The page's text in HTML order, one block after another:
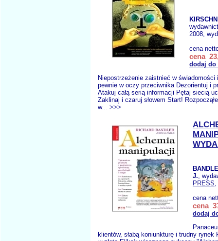
2008,
cena
cena
dodaj do
Niepostrzeżenie zaistnieć w świadomości
pewnie w oczy przeciwnika Dezorientuj i
Atakuj całą serią informacji Pętaj siecią
Zaklinaj i czaruj słowem Start!
w... >>>
J.,
PRESS,
cena
cena
dodaj
klientów, słabą koniunkturę i trudny rynek